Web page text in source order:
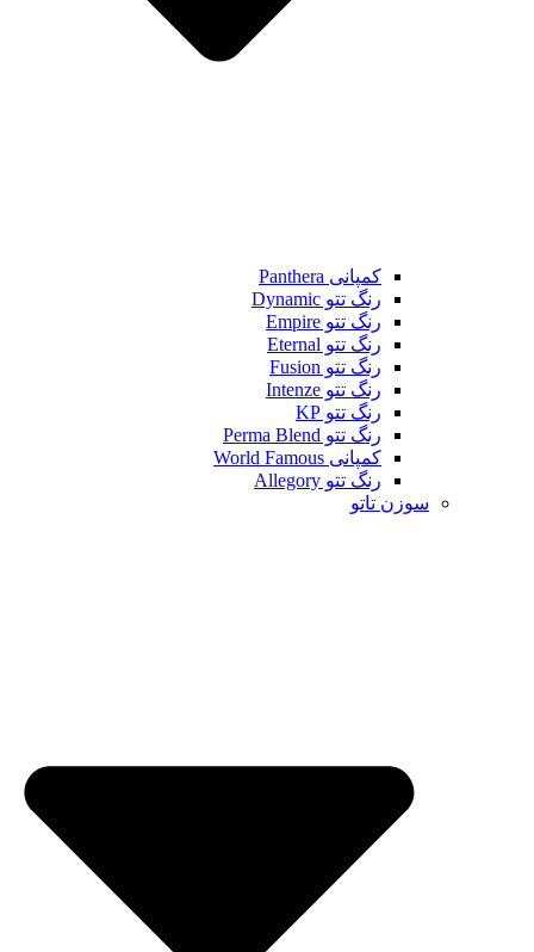
کمپانی Panthera
رنگ تتو Dynamic
رنگ تتو Empire
رنگ تتو Eternal
رنگ تتو Fusion
رنگ تتو Intenze
رنگ تتو KP
رنگ تتو Perma Blend
کمپانی World Famous
رنگ تتو Allegory
سوزن تاتو